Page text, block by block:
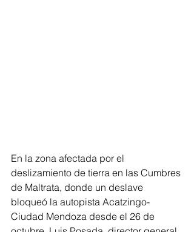
En la zona afectada por el
deslizamiento de tierra en las Cumbres
de Maltrata, donde un deslave
bloqueó la autopista Acatzingo-
Ciudad Mendoza desde el 26 de